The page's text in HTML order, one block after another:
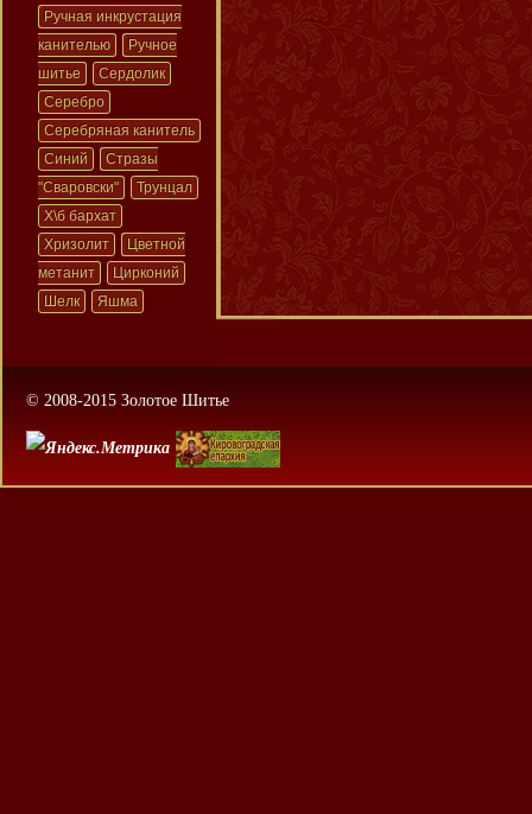
Ручная инкрустация
канителью
Ручное
шитье
Сердолик
Серебро
Серебряная канитель
Синий
Стразы
"Сваровски"
Трунцал
Х\б бархат
Хризолит
Цветной
метанит
Цирконий
Шелк
Яшма
© 2008-2015 Золотое Шитье